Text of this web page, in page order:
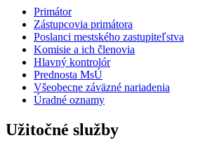
Primátor
Zástupcovia primátora
Poslanci mestského zastupiteľstva
Komisie a ich členovia
Hlavný kontrolór
Prednosta MsÚ
Všeobecne záväzné nariadenia
Úradné oznamy
Užitočné služby